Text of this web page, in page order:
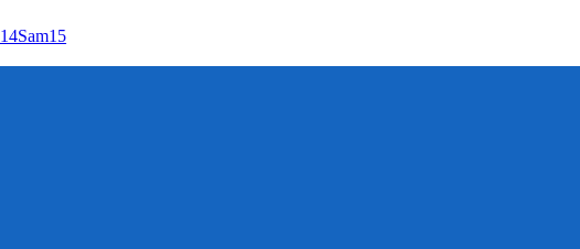
14Sam15